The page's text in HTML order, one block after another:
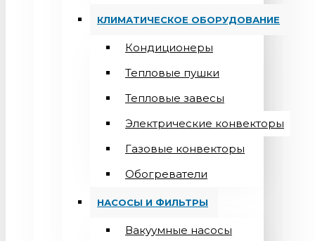
КЛИМАТИЧЕСКОЕ ОБОРУДОВАНИЕ
Кондиционеры
Teпловые пушки
Тепловые завесы
Электрические конвекторы
Газовые конвекторы
Обогреватели
НАСОСЫ И ФИЛЬТРЫ
Вакуумные насосы